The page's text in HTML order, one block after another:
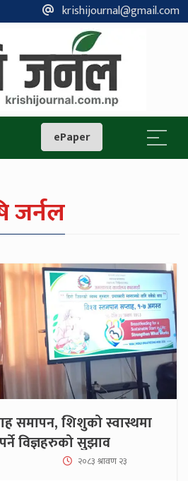
krishijournal@gmail.com
ePaper
जर्नल
समापन, शिशुको स्वास्थमा
विज्ञहरुको सुझाव
२०८३ श्रावण २३